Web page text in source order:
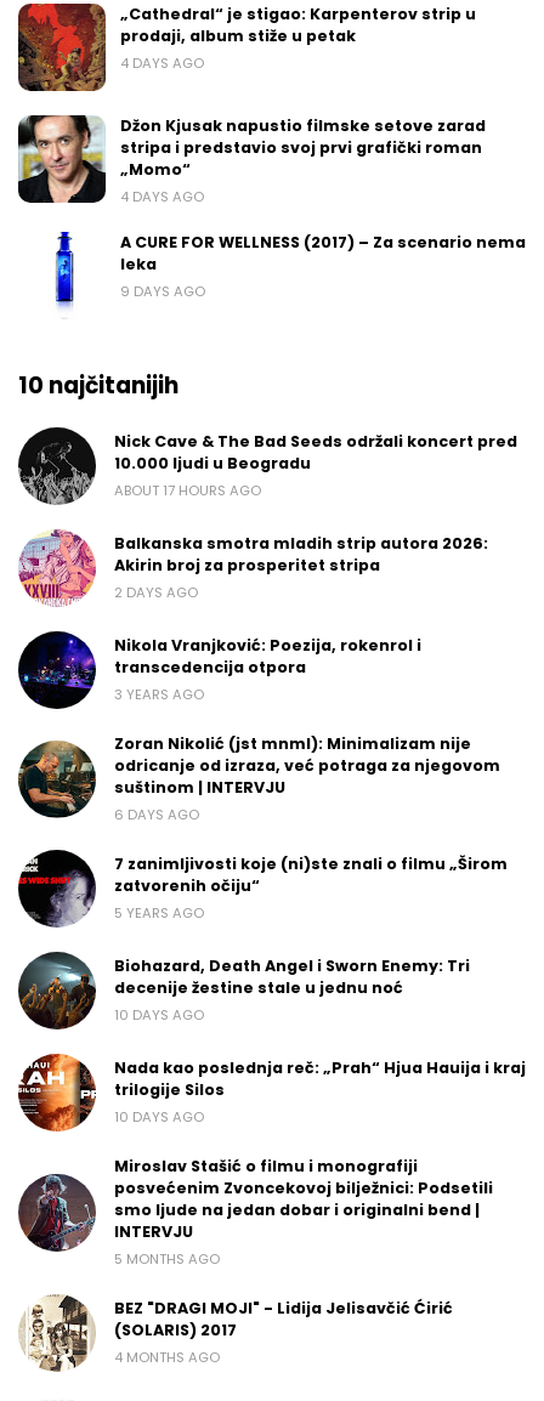
„Cathedral“ je stigao: Karpenterov strip u
prodaji, album stiže u petak
4 DAYS AGO
Džon Kjusak napustio filmske setove zarad
stripa i predstavio svoj prvi grafički roman
„Momo“
4 DAYS AGO
A CURE FOR WELLNESS (2017) – Za scenario nema
leka
9 DAYS AGO
10 najčitanijih
Nick Cave & The Bad Seeds održali koncert pred
10.000 ljudi u Beogradu
ABOUT 17 HOURS AGO
Balkanska smotra mladih strip autora 2026:
Akirin broj za prosperitet stripa
2 DAYS AGO
Nikola Vranjković: Poezija, rokenrol i
transcedencija otpora
3 YEARS AGO
Zoran Nikolić (jst mnml): Minimalizam nije
odricanje od izraza, već potraga za njegovom
suštinom | INTERVJU
6 DAYS AGO
7 zanimljivosti koje (ni)ste znali o filmu „Širom
zatvorenih očiju“
5 YEARS AGO
Biohazard, Death Angel i Sworn Enemy: Tri
decenije žestine stale u jednu noć
10 DAYS AGO
Nada kao poslednja reč: „Prah“ Hjua Hauija i kraj
trilogije Silos
10 DAYS AGO
Miroslav Stašić o filmu i monografiji
posvećenim Zvoncekovoj bilježnici: Podsetili
smo ljude na jedan dobar i originalni bend |
INTERVJU
5 MONTHS AGO
BEZ "DRAGI MOJI" - Lidija Jelisavčić Ćirić
(SOLARIS) 2017
4 MONTHS AGO